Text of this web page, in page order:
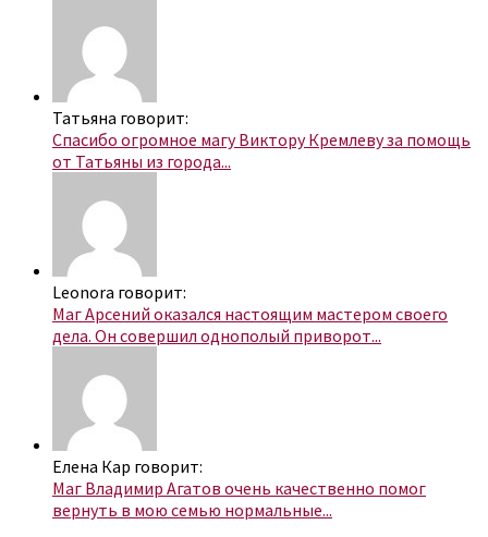
Татьяна говорит:
Спасибо огромное магу Виктору Кремлеву за помощь
от Татьяны из города...
Leonora говорит:
Маг Арсений оказался настоящим мастером своего
дела. Он совершил однополый приворот...
Елена Кар говорит:
Маг Владимир Агатов очень качественно помог
вернуть в мою семью нормальные...